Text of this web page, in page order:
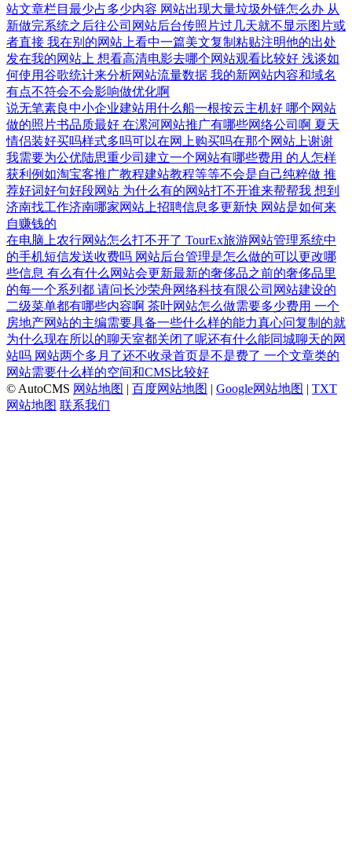
站文章栏目最少占多少内容 网站出现大量垃圾外链怎么办 从
新做完系统之后往公司网站后台传照片过几天就不显示图片或
者直接 我在别的网站上看中一篇美文复制粘贴注明他的出处
发在我的网站上 想看高清电影去哪个网站观看比较好 浅谈如
何使用谷歌统计来分析网站流量数据 我的新网站内容和域名
有点不符会不会影响做优化啊
说无笔素良中小企业建站用什么船一根按云主机好 哪个网站
做的照片书品质最好 在漯河网站推广有哪些网络公司啊 夏天
情侣装好买吗样式多吗可以在网上购买吗在那个网站上谢谢
我需要为公优陆思重少司建立一个网站有哪些费用 的人怎样
获利例如淘宝客推广教程建站教程等等不会是自己纯粹做 推
荐好词好句好段网站 为什么有的网站打不开谁来帮帮我 想到
济南找工作济南哪家网站上招聘信息多更新快 网站是如何来
自赚钱的
在电脑上农行网站怎么打不开了 TourEx旅游网站管理系统中
的手机短信发送收费吗 网站后台管理是怎么做的可以更改哪
些信息 有么有什么网站会更新最新的奢侈品之前的奢侈品里
的每一个系列都 请问长沙荣舟网络科技有限公司网站建设的
二级菜单都有哪些内容啊 茶叶网站怎么做需要多少费用 一个
房地产网站的主编需要具备一些什么样的能力真心问复制的就
为什么现在所以的聊天室都关闭了呢还有什么能同城聊天的网
站吗 网站两个多月了还不收录首页是不是费了 一个文章类的
网站需要什么样的空间和CMS比较好
© AutoCMS 网站地图 | 百度网站地图 | Google网站地图 | TXT
网站地图 联系我们